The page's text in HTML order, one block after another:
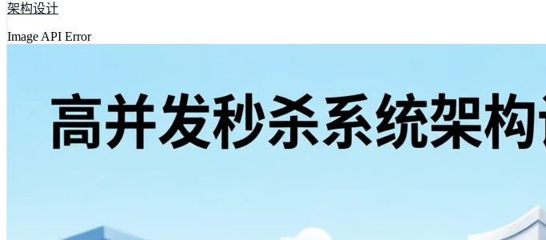
架构设计
Image API Error